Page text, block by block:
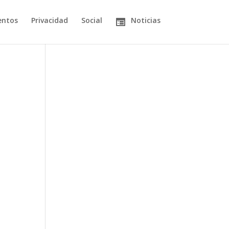
Privacidad Social Noticias